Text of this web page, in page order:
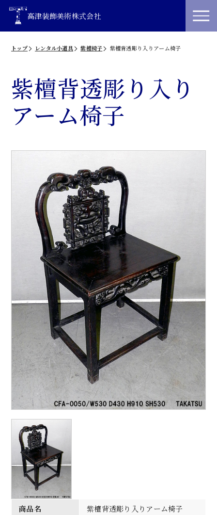
高津装飾美術株式会社
トップ レンタル小道具 紫檀椅子 紫檀背透彫り入りアーム椅子
紫檀背透彫り入り
アーム椅子
商品名
紫檀背透彫り入りアーム椅子